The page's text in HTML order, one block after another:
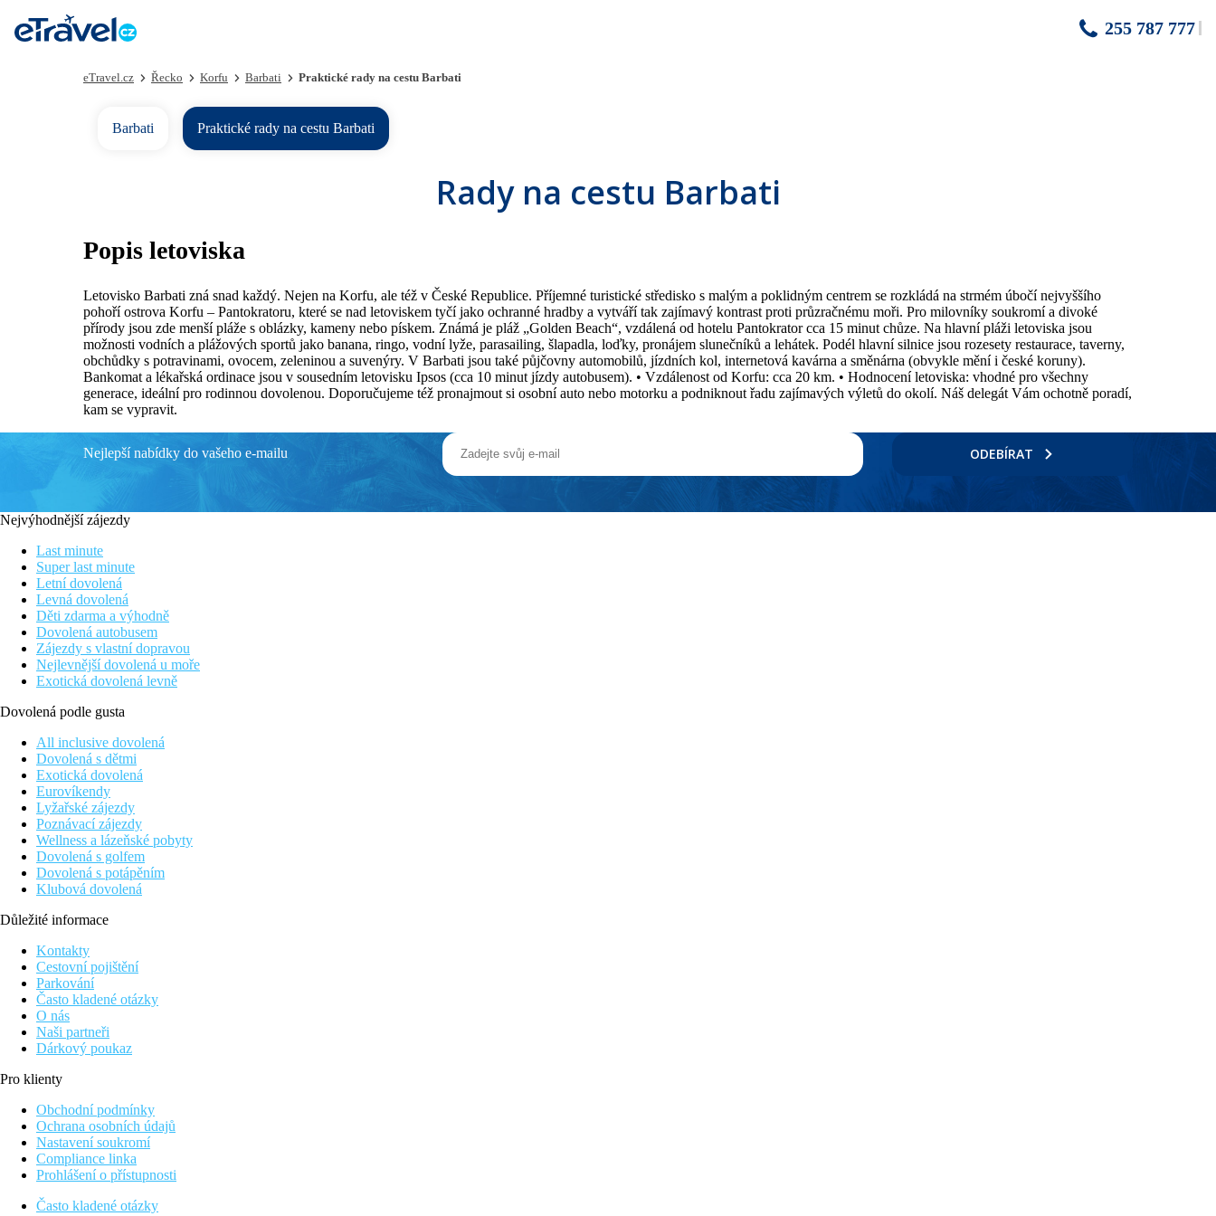
255 787 777
eTravel.cz Řecko Korfu Barbati Praktické rady na cestu Barbati
Barbati Praktické rady na cestu Barbati
Rady na cestu Barbati
Popis letoviska
Letovisko Barbati zná snad každý. Nejen na Korfu, ale též v České Republice. Příjemné turistické středisko s malým a poklidným centrem se rozkládá na strmém úbočí nejvyššího
pohoří ostrova Korfu – Pantokratoru, které se nad letoviskem tyčí jako ochranné hradby a vytváří tak zajímavý kontrast proti průzračnému moři. Pro milovníky soukromí a divoké
přírody jsou zde menší pláže s oblázky, kameny nebo pískem. Známá je pláž „Golden Beach“, vzdálená od hotelu Pantokrator cca 15 minut chůze. Na hlavní pláži letoviska jsou
možnosti vodních a plážových sportů jako banana, ringo, vodní lyže, parasailing, šlapadla, loďky, pronájem slunečníků a lehátek. Podél hlavní silnice jsou rozesety restaurace, taverny,
obchůdky s potravinami, ovocem, zeleninou a suvenýry. V Barbati jsou také půjčovny automobilů, jízdních kol, internetová kavárna a směnárna (obvykle mění i české koruny).
Bankomat a lékařská ordinace jsou v sousedním letovisku Ipsos (cca 10 minut jízdy autobusem). • Vzdálenost od Korfu: cca 20 km. • Hodnocení letoviska: vhodné pro všechny
generace, ideální pro rodinnou dovolenou. Doporučujeme též pronajmout si osobní auto nebo motorku a podniknout řadu zajímavých výletů do okolí. Náš delegát Vám ochotně poradí,
kam se vypravit.
Nejlepší nabídky do vašeho e-mailu ODEBÍRAT
Nejvýhodnější zájezdy
Last minute
Super last minute
Letní dovolená
Levná dovolená
Děti zdarma a výhodně
Dovolená autobusem
Zájezdy s vlastní dopravou
Nejlevnější dovolená u moře
Exotická dovolená levně
Dovolená podle gusta
All inclusive dovolená
Dovolená s dětmi
Exotická dovolená
Eurovíkendy
Lyžařské zájezdy
Poznávací zájezdy
Wellness a lázeňské pobyty
Dovolená s golfem
Dovolená s potápěním
Klubová dovolená
Důležité informace
Kontakty
Cestovní pojištění
Parkování
Často kladené otázky
O nás
Naši partneři
Dárkový poukaz
Pro klienty
Obchodní podmínky
Ochrana osobních údajů
Nastavení soukromí
Compliance linka
Prohlášení o přístupnosti
Často kladené otázky